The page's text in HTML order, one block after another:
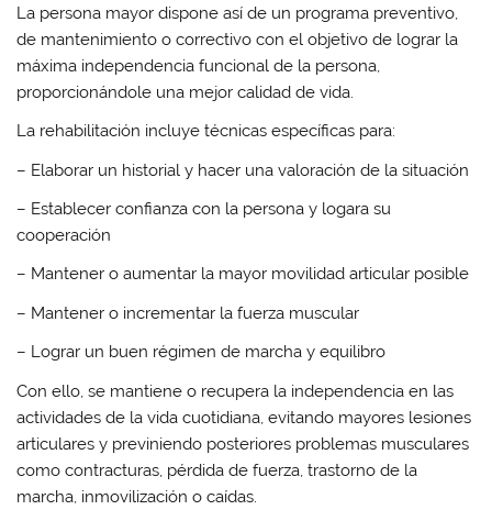
La persona mayor dispone así de un programa preventivo,
de mantenimiento o correctivo con el objetivo de lograr la
máxima independencia funcional de la persona,
proporcionándole una mejor calidad de vida.
La rehabilitación incluye técnicas específicas para:
– Elaborar un historial y hacer unavaloración de la situación
– Establecer confianza con la persona y logara su
cooperación
– Mantener o aumentar la mayor movilidad articular posible
– Mantener o incrementar lafuerza muscular
– Lograr un buen régimen de marcha y equilibro
Con ello, se mantiene o recupera la independencia en las
actividades de la vida cuotidiana, evitando mayores lesiones
articulares y previniendo posteriores problemas musculares
como contracturas, pérdida de fuerza, trastorno de la
marcha, inmovilización o caídas.